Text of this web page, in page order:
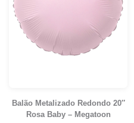
Balão Metalizado Redondo 20″
Rosa Baby – Megatoon